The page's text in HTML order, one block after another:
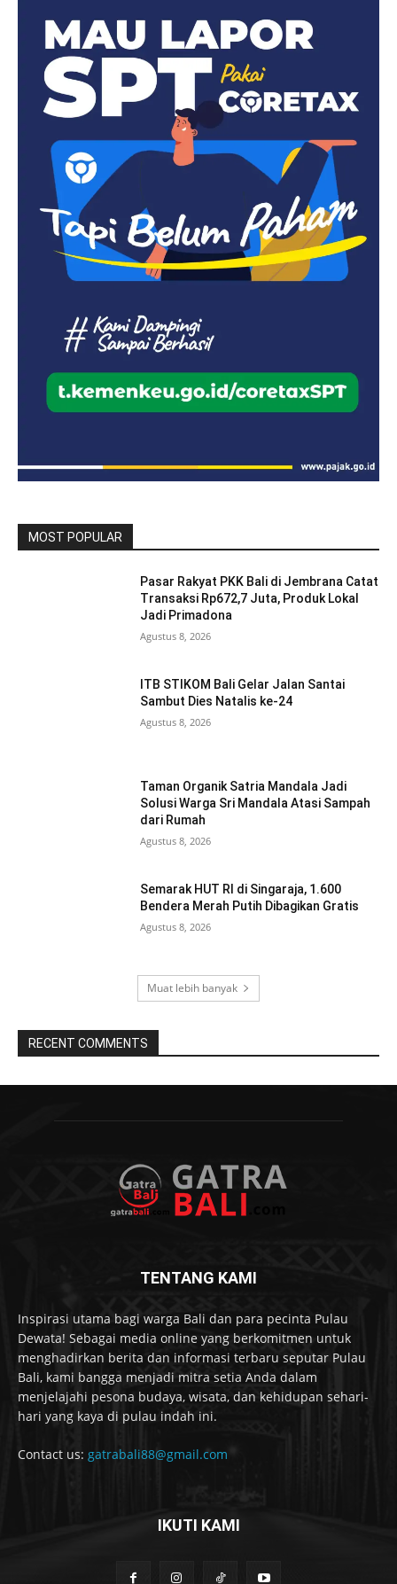
MOST POPULAR
Pasar Rakyat PKK Bali di Jembrana Catat
Transaksi Rp672,7 Juta, Produk Lokal
Jadi Primadona
Agustus 8, 2026
ITB STIKOM Bali Gelar Jalan Santai
Sambut Dies Natalis ke-24
Agustus 8, 2026
Taman Organik Satria Mandala Jadi
Solusi Warga Sri Mandala Atasi Sampah
dari Rumah
Agustus 8, 2026
Semarak HUT RI di Singaraja, 1.600
Bendera Merah Putih Dibagikan Gratis
Agustus 8, 2026
Muat lebih banyak
RECENT COMMENTS
TENTANG KAMI
Inspirasi utama bagi warga Bali dan para pecinta Pulau
Dewata! Sebagai media online yang berkomitmen untuk
menghadirkan berita dan informasi terbaru seputar Pulau
Bali, kami bangga menjadi mitra setia Anda dalam
menjelajahi pesona budaya, wisata, dan kehidupan sehari-
hari yang kaya di pulau indah ini.
Contact us: gatrabali88@gmail.com
IKUTI KAMI